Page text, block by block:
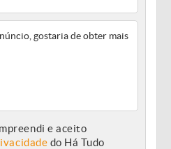
e aceito
do Há Tudo